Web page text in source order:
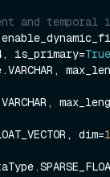
and temporal
is_primary=True
dim=